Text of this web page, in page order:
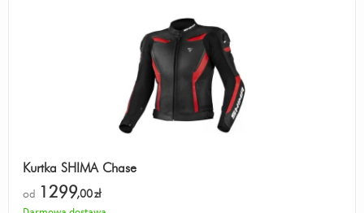
Kurtka SHIMA Chase
od 1299,00zł